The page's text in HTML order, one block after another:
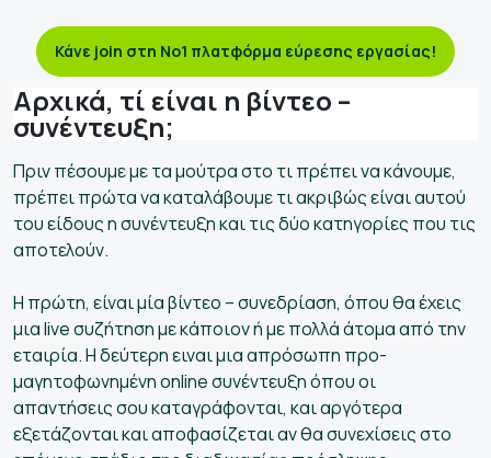
Κάνε join στη Νo1 πλατφόρμα εύρεσης εργασίας!
Αρχικά, τί είναι η βίντεο –
συνέντευξη;
Πριν πέσουμε με τα μούτρα στο τι πρέπει να κάνουμε,
πρέπει πρώτα να καταλάβουμε τι ακριβώς είναι αυτού
του είδους η συνέντευξη και τις δύο κατηγορίες που τις
αποτελούν.
Η πρώτη, είναι μία βίντεο – συνεδρίαση, όπου θα έχεις
μια live συζήτηση με κάποιον ή με πολλά άτομα από την
εταιρία. Η δεύτερη ειναι μια απρόσωπη προ-
μαγητοφωνημένη online συνέντευξη όπου οι
απαντήσεις σου καταγράφονται, και αργότερα
εξετάζονται και αποφασίζεται αν θα συνεχίσεις στο